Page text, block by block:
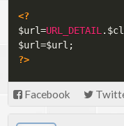
<?
$url=URL_DETAIL.
$url=$url ;
?>
Facebook